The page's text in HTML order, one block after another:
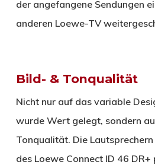
der angefangene Sendungen
anderen Loewe-TV
Bild- & Tonqualität
Nicht nur auf das variable
wurde Wert gelegt, sondern
Tonqualität. Die
des Loewe Connect ID 46